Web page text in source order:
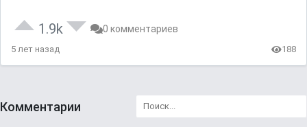
1.9k 0 комментариев
5 лет назад 188
Комментарии